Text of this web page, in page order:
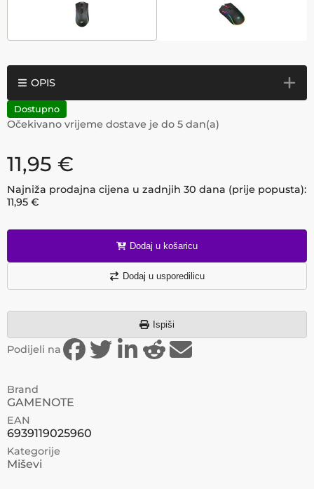
OPIS
Dostupno
Očekivano vrijeme dostave je do 5 dan(a)
11,95 €
Najniža prodajna cijena u zadnjih 30 dana (prije popusta):
11,95 €
Dodaj u košaricu
Dodaj u usporedilicu
Ispiši
Podijeli na
Brand
GAMENOTE
EAN
6939119025960
Kategorije
Miševi